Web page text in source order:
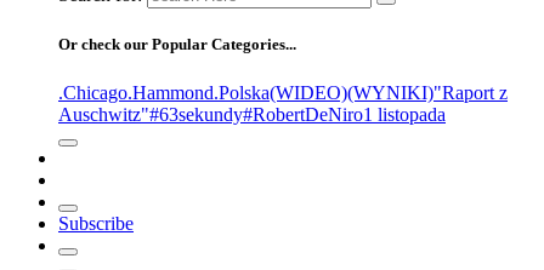
Or check our Popular Categories...
.Chicago.Hammond.Polska(WIDEO)(WYNIKI)"Raport z
Auschwitz"#63sekundy#RobertDeNiro1 listopada
Subscribe